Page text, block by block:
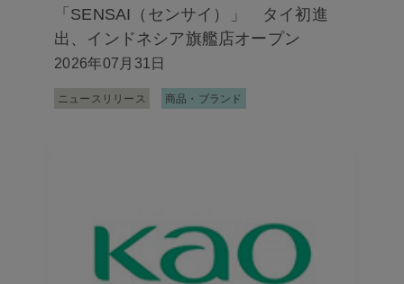
「SENSAI（センサイ）」 タイ初進
出、インドネシア旗艦店オープン
2026年07月31日
ニュースリリース 商品・ブランド